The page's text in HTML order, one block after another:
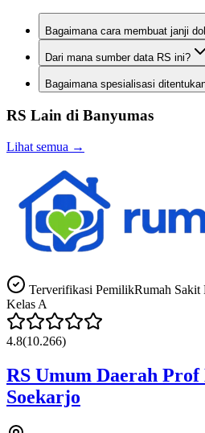
Bagaimana cara membuat janji
Dari mana sumber data RS ini?
Bagaimana spesialisasi
RS Lain di Banyumas
Lihat semua →
Terverifikasi PemilikRumah Sakit
Kelas A
4.8(10.266)
RS Umum Daerah
Soekarjo